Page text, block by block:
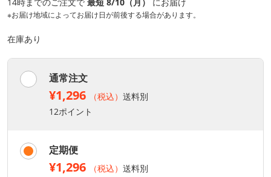
14時までのご注文で 最短 8/10（月） にお届け
※お届け地域によってお届け日が前後する場合があります。
在庫あり
通常注文
¥1,296 （税込） 送料別
12ポイント
定期便
¥1,296 （税込） 送料別